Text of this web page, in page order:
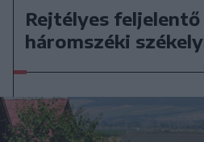
Rejtélyes
háromszéki